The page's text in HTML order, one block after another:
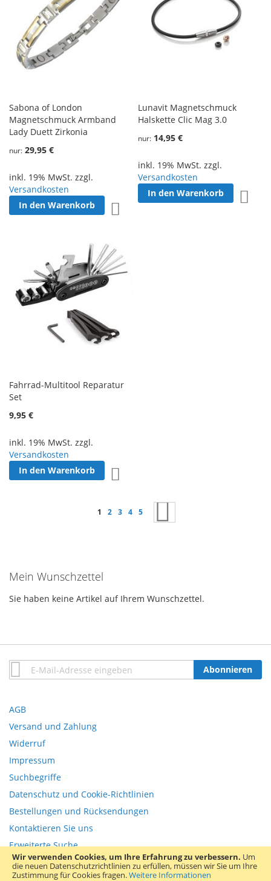
Wir verwenden Cookies, um Ihre Erfahrung zu verbessern. Um
die neuen Datenschutzrichtlinien zu erfüllen, müssen wir Sie um Ihre
Zustimmung für Cookies fragen.Weitere Informationen
Sabona of London
Magnetschmuck Armband
Lady Duett Zirkonia
nur 29,95 €
inkl. 19% MwSt. zzgl.
Versandkosten
In den Warenkorb
Lunavit Magnetschmuck
Halskette Clic Mag 3.0
nur 14,95 €
inkl. 19% MwSt. zzgl.
Versandkosten
In den Warenkorb
Fahrrad-Multitool Reparatur
Set
9,95 €
inkl. 19% MwSt. zzgl.
Versandkosten
In den Warenkorb
Seite
Sie lesen gerade Seite
1 Seite
2 Seite
3 Seite
4 Seite
5
Mein Wunschzettel
Sie haben keine Artikel auf Ihrem Wunschzettel.
Anmeldung
zum
Abonnieren
AGB
Versand und Zahlung
Widerruf
Impressum
Suchbegriffe
Datenschutz und Cookie-Richtlinien
Bestellungen und Rücksendungen
Kontaktieren Sie uns
Erweiterte Suche
Copyright © 2013-present Magento, Inc. All rights reserved.